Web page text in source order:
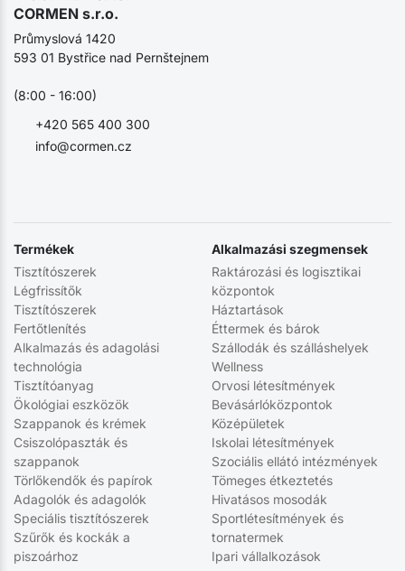
CORMEN s.r.o.
info@cormen.cz
+420 565 400 300
Průmyslová 1420
593 01 Bystřice nad Pernštejnem
(8:00 - 16:00)
Termékek
Tisztítószerek
Légfrissítők
Tisztítószerek
Fertőtlenítés
Alkalmazás és adagolási
technológia
Tisztítóanyag
Ökológiai eszközök
Szappanok és krémek
Csiszolópaszták és
szappanok
Törlőkendők és papírok
Adagolók és adagolók
Speciális tisztítószerek
Szűrők és kockák a
piszoárhoz
Alkalmazási szegmensek
Raktározási és logisztikai
központok
Háztartások
Éttermek és bárok
Szállodák és szálláshelyek
Wellness
Orvosi létesítmények
Bevásárlóközpontok
Középületek
Iskolai létesítmények
Szociális ellátó intézmények
Tömeges étkeztetés
Hivatásos mosodák
Sportlétesítmények és
tornatermek
Ipari vállalkozások